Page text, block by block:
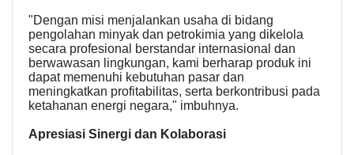
"Dengan misi menjalankan usaha di bidang
pengolahan minyak dan petrokimia yang dikelola
secara profesional berstandar internasional dan
berwawasan lingkungan, kami berharap produk ini
dapat memenuhi kebutuhan pasar dan
meningkatkan profitabilitas, serta berkontribusi pada
ketahanan energi negara," imbuhnya.
Apresiasi Sinergi dan Kolaborasi